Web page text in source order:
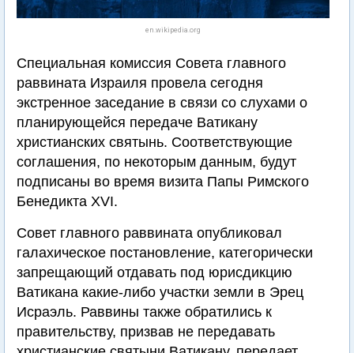
en.wikipedia.org
Специальная комиссия Совета главного
раввината Израиля провела сегодня
экстренное заседание в связи со слухами о
планирующейся передаче Ватикану
христианских святынь. Соответствующие
соглашения, по некоторым данным, будут
подписаны во время визита Папы Римского
Бенедикта XVI.
Совет главного раввината опубликовал
галахическое постановление, категорически
запрещающий отдавать под юрисдикцию
Ватикана какие-либо участки земли в Эрец
Исраэль. Раввины также обратились к
правительству, призвав не передавать